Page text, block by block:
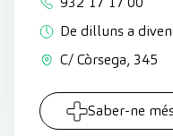
De dilluns a
C/ Còrsega, 345
Saber-ne